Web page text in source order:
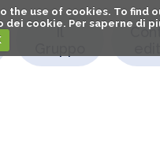
use of cookies. To find
cookie. Per saperne di
Il